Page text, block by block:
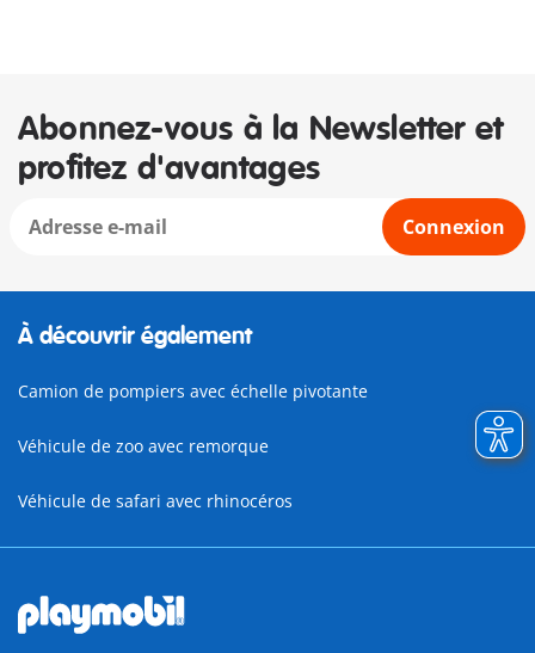
Abonnez-vous à la Newsletter et
profitez d'avantages
Connexion
À découvrir également
Camion de pompiers avec échelle pivotante
Véhicule de zoo avec remorque
Véhicule de safari avec rhinocéros